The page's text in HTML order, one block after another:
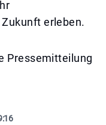
erleben.
Pressemitteilung